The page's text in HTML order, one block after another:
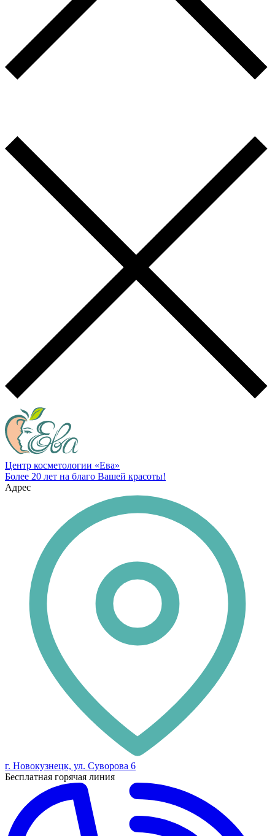
Центр косметологии «Ева»
Более 20 лет на благо Вашей красоты!
Адрес
г. Новокузнецк, ул. Суворова 6
Бесплатная горячая линия